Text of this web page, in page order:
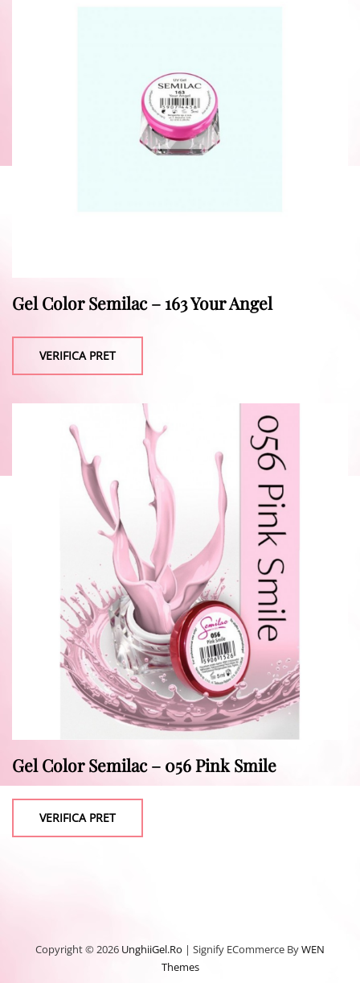
Gel Color Semilac – 163 Your Angel
VERIFICA PRET
Gel Color Semilac – 056 Pink Smile
VERIFICA PRET
Copyright © 2026 UnghiiGel.ro | Signify ECommerce ByWEN
Themes